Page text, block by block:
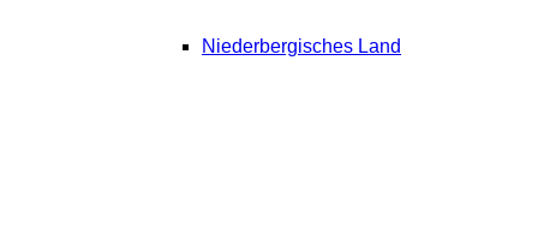
Niederbergisches Land